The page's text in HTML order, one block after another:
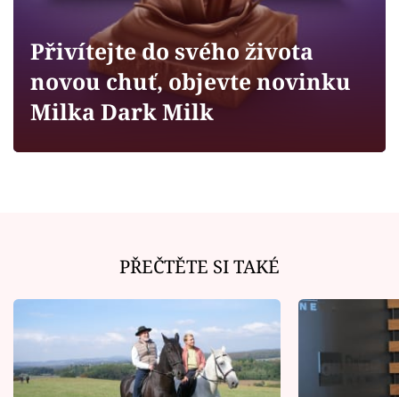
Sledujte prima+
Filmový festival Karlovy Vary
Sledujte nás
Přivítejte do svého života
novou chuť, objevte novinku
Milka Dark Milk
PŘEČTĚTE SI TAKÉ